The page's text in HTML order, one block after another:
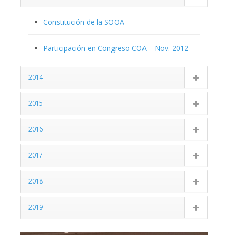
Constitución de la SOOA
Participación en Congreso COA – Nov. 2012
2014
2015
2016
2017
2018
2019